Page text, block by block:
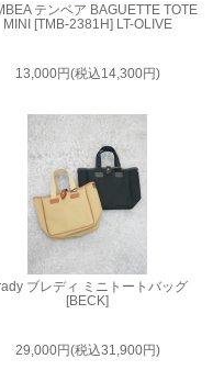
テンベア BAGUETTE TOTE
MINI [TMB-2381H] LT-OLIVE
13,000円(税込14,300円)
ブレディ ミニトートバッグ
[BECK]
29,000円(税込31,900円)